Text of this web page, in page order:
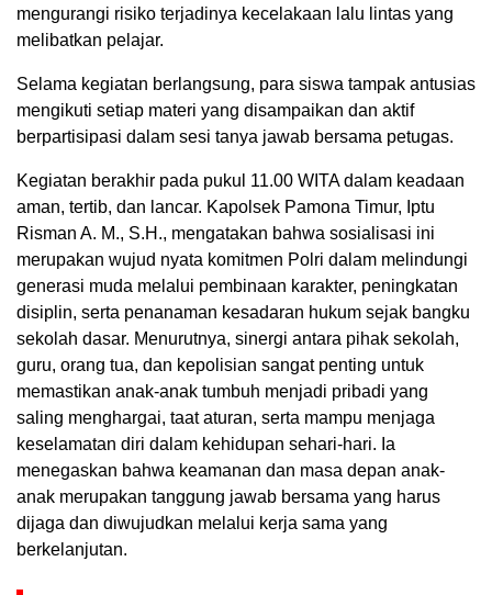
mengurangi risiko terjadinya kecelakaan lalu lintas yang
melibatkan pelajar.
Selama kegiatan berlangsung, para siswa tampak antusias
mengikuti setiap materi yang disampaikan dan aktif
berpartisipasi dalam sesi tanya jawab bersama petugas.
Kegiatan berakhir pada pukul 11.00 WITA dalam keadaan
aman, tertib, dan lancar. Kapolsek Pamona Timur, Iptu
Risman A. M., S.H., mengatakan bahwa sosialisasi ini
merupakan wujud nyata komitmen Polri dalam melindungi
generasi muda melalui pembinaan karakter, peningkatan
disiplin, serta penanaman kesadaran hukum sejak bangku
sekolah dasar. Menurutnya, sinergi antara pihak sekolah,
guru, orang tua, dan kepolisian sangat penting untuk
memastikan anak-anak tumbuh menjadi pribadi yang
saling menghargai, taat aturan, serta mampu menjaga
keselamatan diri dalam kehidupan sehari-hari. Ia
menegaskan bahwa keamanan dan masa depan anak-
anak merupakan tanggung jawab bersama yang harus
dijaga dan diwujudkan melalui kerja sama yang
berkelanjutan.